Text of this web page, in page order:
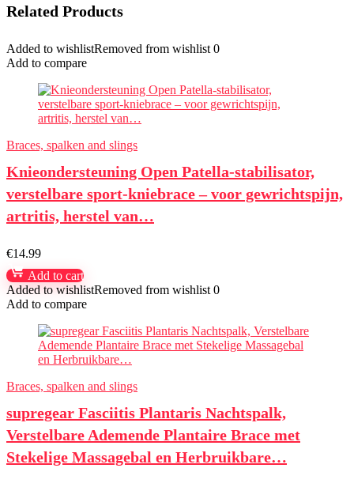
Related Products
Added to wishlistRemoved from wishlist 0
Add to compare
Braces, spalken and slings
Knieondersteuning Open Patella-stabilisator,
verstelbare sport-kniebrace – voor gewrichtspijn,
artritis, herstel van…
€14.99
Add to cart
Added to wishlistRemoved from wishlist 0
Add to compare
Braces, spalken and slings
supregear Fasciitis Plantaris Nachtspalk,
Verstelbare Ademende Plantaire Brace met
Stekelige Massagebal en Herbruikbare…